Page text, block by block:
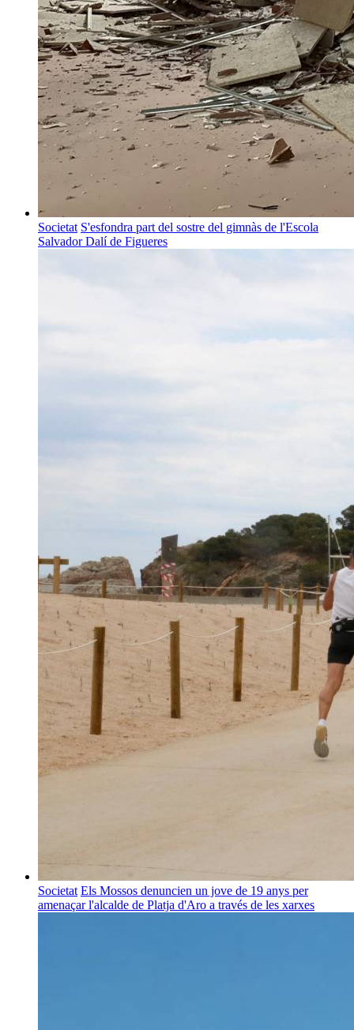
Societat S'esfondra part del sostre del gimnàs de l'Escola
Salvador Dalí de Figueres
Societat Els Mossos denuncien un jove de 19 anys per
amenaçar l'alcalde de Platja d'Aro a través de les xarxes